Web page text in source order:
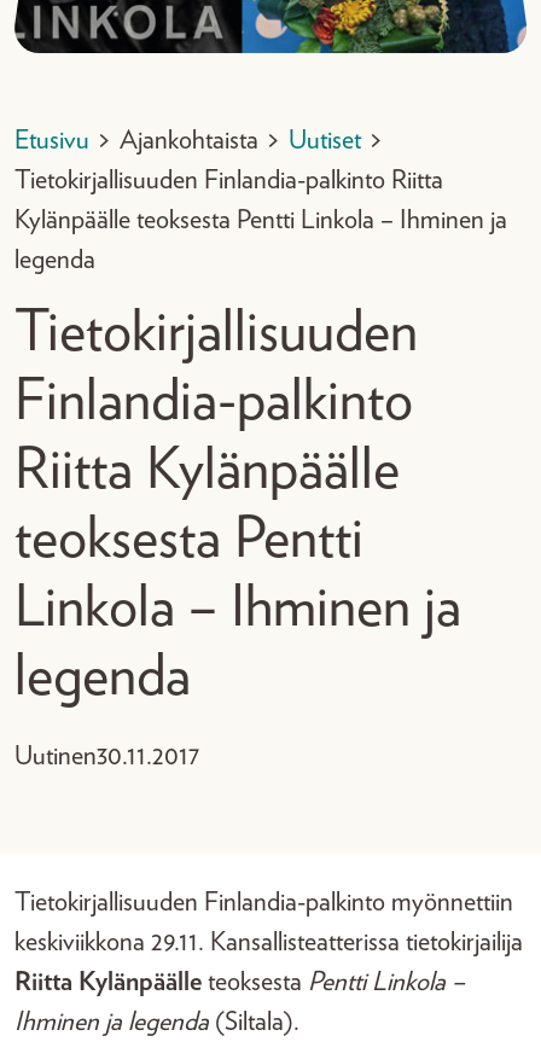
Etusivu > Ajankohtaista > Uutiset >
Tietokirjallisuuden Finlandia-palkinto Riitta
Kylänpäälle teoksesta Pentti Linkola – Ihminen ja
legenda
Tietokirjallisuuden
Finlandia-palkinto
Riitta Kylänpäälle
teoksesta Pentti
Linkola – Ihminen ja
legenda
Uutinen30.11.2017
Tietokirjallisuuden Finlandia-palkinto myönnettiin
keskiviikkona 29.11. Kansallisteatterissa tietokirjailija
Riitta Kylänpäälle teoksesta Pentti Linkola –
Ihminen ja legenda (Siltala).